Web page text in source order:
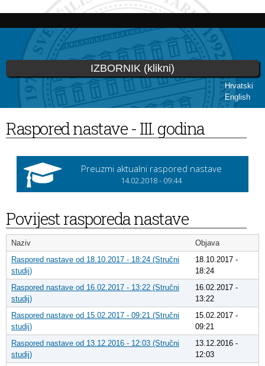
Skip to
content
Hrvatski
English
IZBORNIK (klikni)
You are here
Raspored nastave - III. godina
Preuzmi aktualni raspored nastave
14.02.2018 - 09:44
Povijest rasporeda nastave
Naziv
Objava
Raspored nastave od 18.10.2017 - 18:24 (Stručni
studij)
18.10.2017 -
18:24
Raspored nastave od 16.02.2017 - 13:22 (Stručni
studij)
16.02.2017 -
13:22
Raspored nastave od 15.02.2017 - 09:21 (Stručni
studij)
15.02.2017 -
09:21
Raspored nastave od 13.12.2016 - 12:03 (Stručni
studij)
13.12.2016 -
12:03